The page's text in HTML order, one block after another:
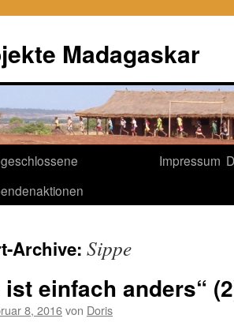
Madagaskar
Impressum
Archive: Sippe
ist einfach anders“
8, 2016von Doris